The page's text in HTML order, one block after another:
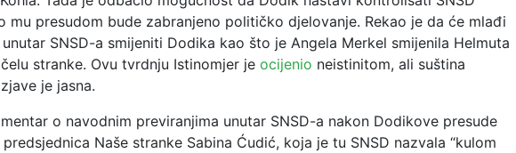
mu presudom bude zabranjeno političko djelovanje. Rekao je da će mlađi
SNSD-a smijeniti Dodika kao što je Angela Merkel smijenila Helmuta
stranke. Ovu tvrdnju Istinomjer je ocijenio neistinitom, ali suština
je jasna.
o navodnim previranjima unutar SNSD-a nakon Dodikove presude
Naše stranke Sabina Ćudić, koja je tu SNSD nazvala “kulom